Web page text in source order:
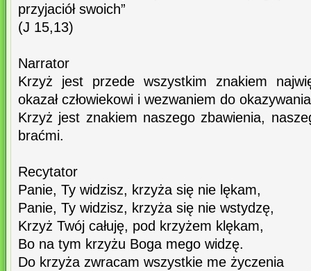
przyjaciół swoich”
(J 15,13)
Narrator
Krzyż jest przede wszystkim znakiem
okazał człowiekowi i wezwaniem do
Krzyż jest znakiem naszego zbawienia,
braćmi.
Recytator
Panie, Ty widzisz, krzyża się nie lękam,
Panie, Ty widzisz, krzyża się nie wstydzę,
Krzyż Twój całuję, pod krzyżem klękam,
Bo na tym krzyżu Boga mego widzę.
Do krzyża zwracam wszystkie me życzenia